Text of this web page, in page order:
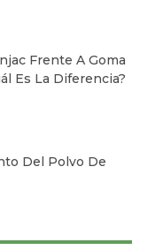
Frente A Goma
Es La Diferencia?
Del Polvo De